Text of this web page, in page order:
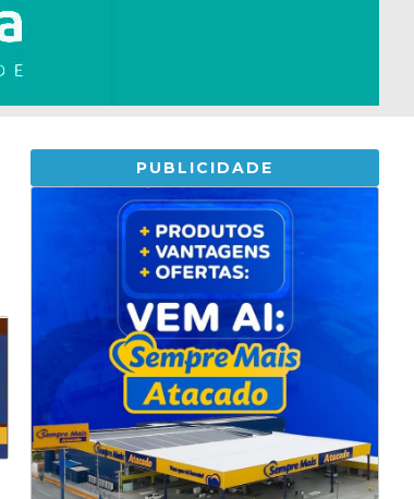
PUBLICIDADE